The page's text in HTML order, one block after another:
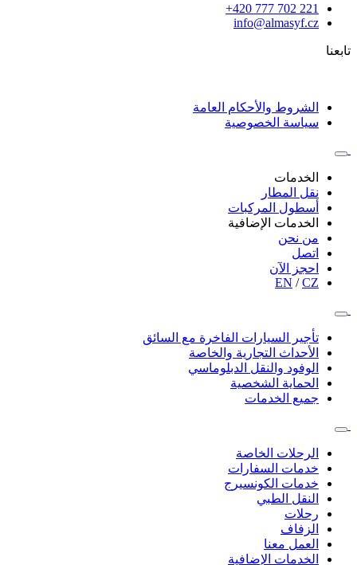
420 777 702 221+
info@almasyf.cz
تابعنا
الشروط والأحكام العامة
سياسة الخصوصية
الخدمات
نقل المطار
أسطول المركبات
الخدمات الإضافية
من نحن
اتصل
احجز الآن
EN /CZ
تأجير السيارات الفاخرة مع السائق
الأحداث التجارية والخاصة
الوفود والنقل الدبلوماسي
الحماية الشخصية
جميع الخدمات
الرحلات الخاصة
خدمات السفارات
خدمات الكونسيرج
النقل الطبي
رحلات
الزفاف
العمل معنا
الخدمات الإضافية